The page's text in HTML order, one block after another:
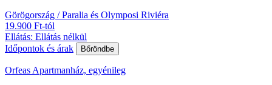
Görögország / Paralia és Olymposi Riviéra
19.900 Ft-tól
Ellátás: Ellátás nélkül
Időpontok és árak
Bőröndbe
Orfeas Apartmanház, egyénileg